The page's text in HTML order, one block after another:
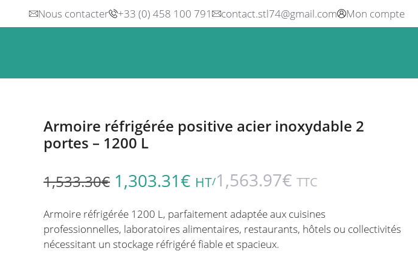
Nous contacter +33 (0) 458 100 791 contact.stl74@gmail.com Mon compte
Armoire réfrigérée positive acier inoxydable 2
portes – 1200 L
1,533.30€ 1,303.31€ HT/1,563.97€ TTC
Armoire réfrigérée 1200 L, parfaitement adaptée aux cuisines
professionnelles, laboratoires alimentaires, restaurants, hôtels ou collectivités
nécessitant un stockage réfrigéré fiable et spacieux.